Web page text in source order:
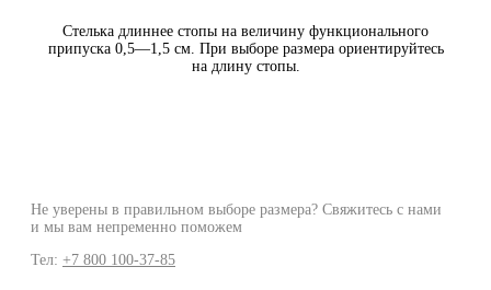
Стелька длиннее стопы на величину функционального
припуска 0,5—1,5 см. При выборе размера ориентируйтесь
на длину стопы.
Не уверены в правильном выборе размера? Свяжитесь с нами
и мы вам непременно поможем
Тел: +7 800 100-37-85